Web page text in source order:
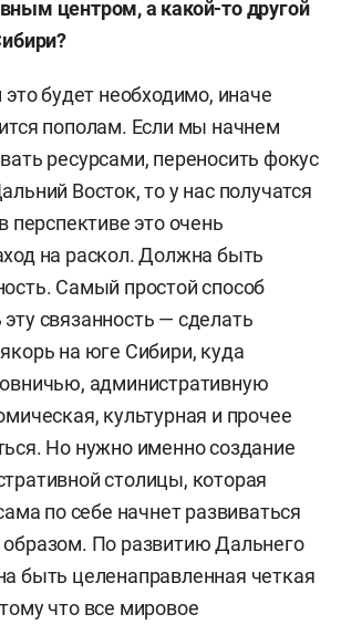
центром, а какой-то другой
будет необходимо, иначе
пополам. Если мы начнем
ресурсами, переносить фокус
Восток, то у нас получатся
перспективе это очень
на раскол. Должна быть
Самый простой способ
связанность — сделать
на юге Сибири, куда
административную
культурная и прочее
Но нужно именно создание
столицы, которая
по себе начнет развиваться
По развитию Дальнего
быть целенаправленная четкая
что все мировое